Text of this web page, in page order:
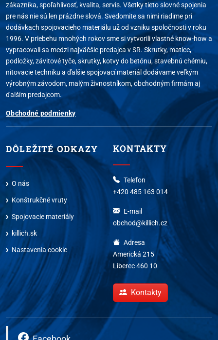
zákazníka, spoľahlivosť, kvalita, servis. Všetky tieto slovné spojenia
pre nás nie sú len prázdne slová. Svedomite sa nimi riadime pri
dodávkach spojovacieho materiálu už od vzniku spoločnosti v roku
1996. V priebehu mnohých rokov sme si vytvorili vlastné know-how a
vypracovali sa medzi najväčšie predajca v SR. Skrutky, matice,
podložky, závitové tyče, skrutky, kotvy do betónu, stavebnú chémiu,
nitovacie techniku a ďalšie spojovací materiál dodávame veľkým
výrobným závodom, malým živnostníkom, obchodným firmám aj
ďalším predajcom.
Obchodné podmienky
DÔLEŽITÉ ODKAZY
O nás
Konštrukčné vruty
Spojovacie materiály
killich.sk
Nastavenia cookie
KONTAKTY
Telefon
+420 485 163 014
E-mail
obchod@killich.cz
Adresa
Americká 215
Liberec 460 10
Kontakty